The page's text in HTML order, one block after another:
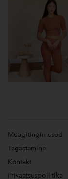
Müügitingimused
Tagastamine
Kontakt
Privaatsuspoliitika